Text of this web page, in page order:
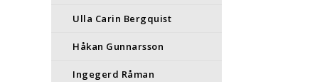
Ulla Carin Bergquist
Håkan Gunnarsson
Ingegerd Råman